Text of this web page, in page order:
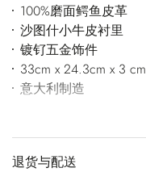
100%磨面鳄鱼皮革
沙图什小牛皮衬里
镀钌五金饰件
33cm x 24.3cm x 3 cm
意大利制造
退货与配送